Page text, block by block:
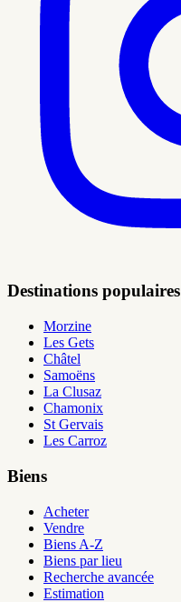
Destinations populaires
Morzine
Les Gets
Châtel
Samoëns
La Clusaz
Chamonix
St Gervais
Les Carroz
Biens
Acheter
Vendre
Biens A-Z
Biens par lieu
Recherche avancée
Estimation